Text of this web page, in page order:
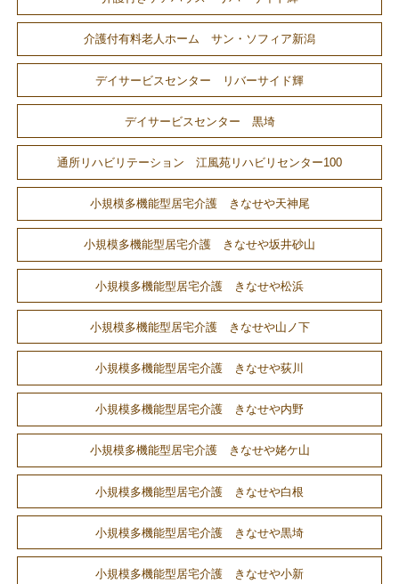
介護付有料老人ホーム サン・ソフィア新潟
デイサービスセンター リバーサイド輝
デイサービスセンター 黒埼
通所リハビリテーション 江風苑リハビリセンター100
小規模多機能型居宅介護 きなせや天神尾
小規模多機能型居宅介護 きなせや坂井砂山
小規模多機能型居宅介護 きなせや松浜
小規模多機能型居宅介護 きなせや山ノ下
小規模多機能型居宅介護 きなせや荻川
小規模多機能型居宅介護 きなせや内野
小規模多機能型居宅介護 きなせや姥ケ山
小規模多機能型居宅介護 きなせや白根
小規模多機能型居宅介護 きなせや黒埼
小規模多機能型居宅介護 きなせや小新